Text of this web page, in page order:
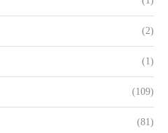
(2)
(1)
(109)
(81)